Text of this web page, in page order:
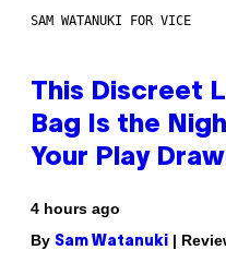
SAM WATANUKI FOR VICE
This Discreet
Bag Is the
Your Play
4 hours ago
By Sam Watanuki |